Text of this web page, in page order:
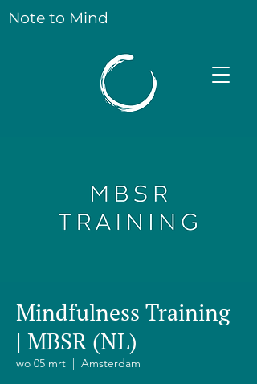
Note to Mind
Mindfulness Training
| MBSR (NL)
wo 05 mrt
  |
Amsterdam